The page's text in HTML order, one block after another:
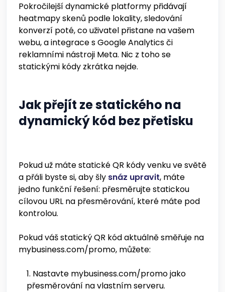
Pokročilejší dynamické platformy přidávají
heatmapy skenů podle lokality, sledování
konverzí poté, co uživatel přistane na vašem
webu, a integrace s Google Analytics či
reklamními nástroji Meta. Nic z toho se
statickými kódy zkrátka nejde.
Jak přejít ze statického na
dynamický kód bez přetisku
Pokud už máte statické QR kódy venku ve světě
a přáli byste si, aby šly snáz upravit, máte
jedno funkční řešení: přesměrujte statickou
cílovou URL na přesměrování, které máte pod
kontrolou.
Pokud váš statický QR kód aktuálně směřuje na
mybusiness.com/promo, můžete:
Nastavte mybusiness.com/promo jako
přesměrování na vlastním serveru.